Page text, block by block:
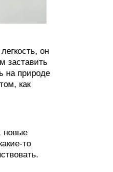
он
заставить
на природе
как
новые
то